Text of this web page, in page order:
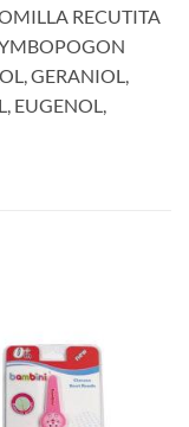
RECUTITA
GERANIOL,
EUGENOL,